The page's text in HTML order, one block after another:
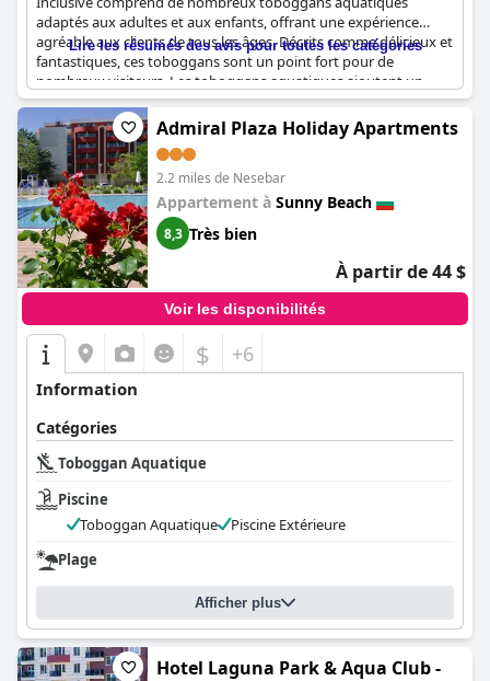
adaptés aux adultes et aux enfants, offrant une expérience
agréable aux clients de tous les âges. Décrits comme délicieux et
fantastiques, ces toboggans sont un point fort pour de
nombreux visiteurs. Les toboggans aquatiques ajoutent un
élément de fun important à la piscine, bien qu'il y ait eu des
signalements occasionnels d'inconfort et d'heures d'ouverture
irrégulières. Malgré ces problèmes mineurs, la gamme de
toboggans aquatiques et d'attractions contribue généralement
positivement à l'expérience globale des clients.
Lire les résumés des avis pour toutes les catégories
Admiral Plaza Holiday Apartments
2.2 miles de Nesebar
Appartement à Sunny Beach
8,3 Très bien
À partir de 44 $
Voir les disponibilités
$ +6
Information
Catégories
Toboggan Aquatique
Piscine
Toboggan Aquatique
Piscine Extérieure
Plage
Afficher plus
Hotel Laguna Park & Aqua Club -